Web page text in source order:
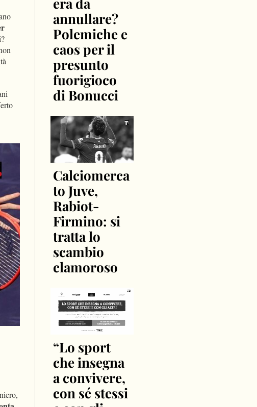
annullare?
Polemiche e
caos per il
presunto
fuorigioco
di Bonucci
Calciomerca
to Juve,
Rabiot-
Firmino: si
tratta lo
scambio
clamoroso
“Lo sport
che insegna
a convivere,
con sé stessi